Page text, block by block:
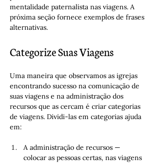
mentalidade paternalista nas viagens. A
próxima seção fornece exemplos de frases
alternativas.
Categorize Suas Viagens
Uma maneira que observamos as igrejas
encontrando sucesso na comunicação de
suas viagens e na administração dos
recursos que as cercam é criar categorias
de viagens. Dividi-las em categorias ajuda
em:
A administração de recursos —
colocar as pessoas certas, nas viagens